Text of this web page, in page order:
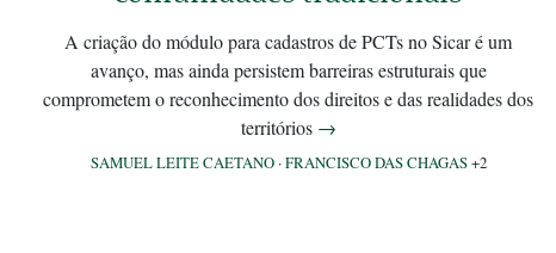
A criação do módulo para cadastros de PCTs no Sicar é um
avanço, mas ainda persistem barreiras estruturais que
comprometem o reconhecimento dos direitos e das realidades dos
territórios →
SAMUEL LEITE CAETANO·FRANCISCO DAS CHAGAS+2